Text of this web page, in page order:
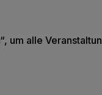
um alle